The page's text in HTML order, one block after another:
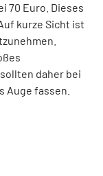
70 Euro. Dieses
kurze Sicht ist
daher bei
Auge fassen.